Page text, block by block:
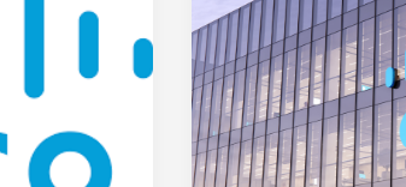
Cisco
Dipercaya
Perusahaan
di
Seluruh
Dunia?